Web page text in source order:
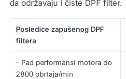
da održavaju i čiste DPF filter.
Posledice zapušenog DPF
filtera
– Pad performansi motora do
2800 obrtaja/min